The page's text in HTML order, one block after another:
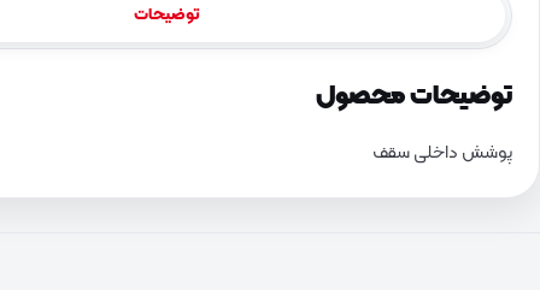
توضیحات
توضیحات محصول
پوشش داخلی سقف